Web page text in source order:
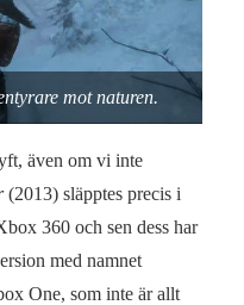
mot naturen.
även om vi inte
(2013) släpptes precis i
360 och sen dess har
med namnet
One, som inte är allt